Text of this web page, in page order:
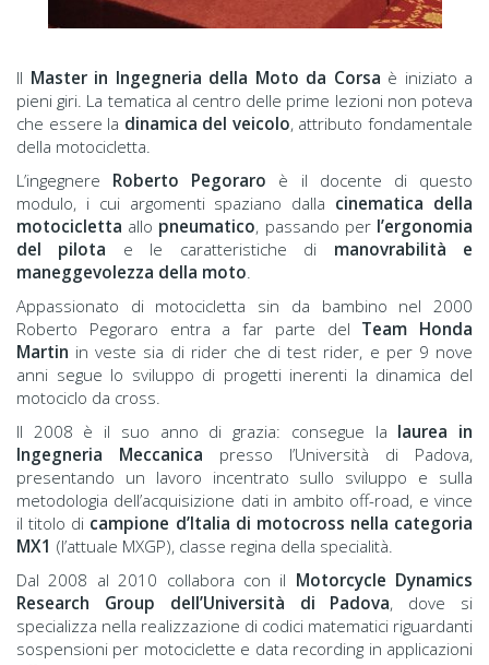
Il Master in Ingegneria della Moto da Corsa è iniziato a
pieni giri. La tematica al centro delle prime lezioni non poteva
che essere la dinamica del veicolo, attributo fondamentale
della motocicletta.
L’ingegnere Roberto Pegoraro è il docente di questo
modulo, i cui argomenti spaziano dalla cinematica della
motocicletta allo pneumatico, passando per l’ergonomia
del pilota e le caratteristiche di manovrabilità e
maneggevolezza della moto.
Appassionato di motocicletta sin da bambino nel 2000
Roberto Pegoraro entra a far parte del Team Honda
Martin in veste sia di rider che di test rider, e per 9 nove
anni segue lo sviluppo di progetti inerenti la dinamica del
motociclo da cross.
Il 2008 è il suo anno di grazia: consegue la laurea in
Ingegneria Meccanica presso l’Università di Padova,
presentando un lavoro incentrato sullo sviluppo e sulla
metodologia dell’acquisizione dati in ambito off-road, e vince
il titolo di campione d’Italia di motocross nella categoria
MX1 (l’attuale MXGP), classe regina della specialità.
Dal 2008 al 2010 collabora con il Motorcycle Dynamics
Research Group dell’Università di Padova, dove si
specializza nella realizzazione di codici matematici riguardanti
sospensioni per motociclette e data recording in applicazioni